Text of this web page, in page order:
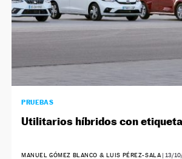
PRUEBAS
Utilitarios híbridos con etiqueta
MANUEL GÓMEZ BLANCO & LUIS PÉREZ-SALA | 13/